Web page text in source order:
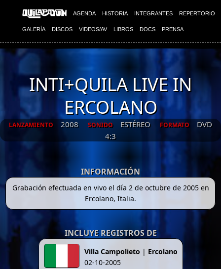
AGENDA HISTORIA INTEGRANTES REPERTORIO
GALERÍA DISCOS VIDEOS/AV LIBROS DOCS PRENSA
INTI+QUILA LIVE IN
ERCOLANO
LANZAMIENTO 2008 SONIDO ESTÉREO FORMATO
DVD
4:3
INFORMACIÓN
Grabación efectuada en vivo el día 2 de octubre de 2005 en
Ercolano, Italia.
INCLUYE REGISTROS DE
Villa Campolieto| Ercolano
02-10-2005